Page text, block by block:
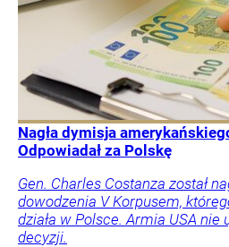
Nagła dymisja
Odpowiadał za Polskę
Gen. Charles Costanza został
dowodzenia V Korpusem,
działa w Polsce. Armia USA
decyzji.